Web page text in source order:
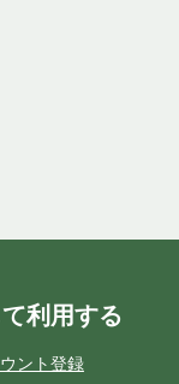
利用する
ント登録